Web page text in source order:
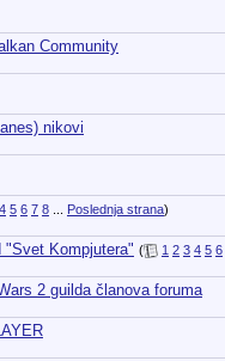
Community
nikovi
4 5 6 7 8... Poslednja strana)
"Svet Kompjutera" ( 1 2 3 4 5 6
2 guilda članova foruma